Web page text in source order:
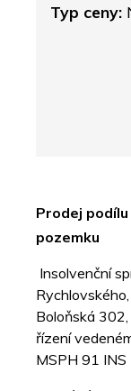
Typ ceny:
Prodej
pozemku
Insolvenční
Boloňská
řízení
MSPH 91